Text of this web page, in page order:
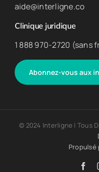
aide@interligne.co
Clinique juridique
1 888 970-2720 (sans
Abonnez-vous aux
© 2024 Interligne | Tous
Propulsé